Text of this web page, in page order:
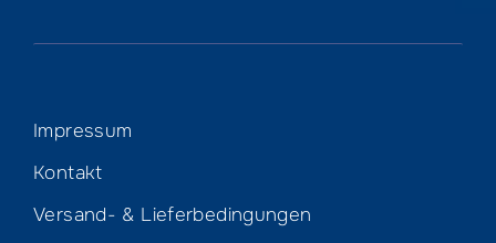
Impressum
Kontakt
Versand- & Lieferbedingungen